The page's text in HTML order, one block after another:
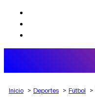
Inicio Deportes Fútbol